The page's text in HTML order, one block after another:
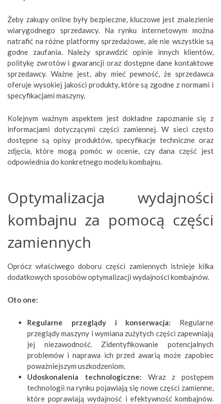
Żeby zakupy online były bezpieczne, kluczowe jest znalezienie
wiarygodnego sprzedawcy. Na rynku internetowym można
natrafić na różne platformy sprzedażowe, ale nie wszystkie są
godne zaufania. Należy sprawdzić opinie innych klientów,
politykę zwrotów i gwarancji oraz dostępne dane kontaktowe
sprzedawcy. Ważne jest, aby mieć pewność, że sprzedawca
oferuje wysokiej jakości produkty, które są zgodne z normami i
specyfikacjami maszyny.
Kolejnym ważnym aspektem jest dokładne zapoznanie się z
informacjami dotyczącymi części zamiennej. W sieci często
dostępne są opisy produktów, specyfikacje techniczne oraz
zdjęcia, które mogą pomóc w ocenie, czy dana część jest
odpowiednia do konkretnego modelu kombajnu.
Optymalizacja wydajności
kombajnu za pomocą części
zamiennych
Oprócz właściwego doboru części zamiennych istnieje kilka
dodatkowych sposobów optymalizacji wydajności kombajnów.
Oto one:
Regularne przeglądy i konserwacja: Regularne
przeglądy maszyny i wymiana zużytych części zapewniają
jej niezawodność. Zidentyfikowanie potencjalnych
problemów i naprawa ich przed awarią może zapobiec
poważniejszym uszkodzeniom.
Udoskonalenia technologiczne: Wraz z postępem
technologii na rynku pojawiają się nowe części zamienne,
które poprawiają wydajność i efektywność kombajnów.